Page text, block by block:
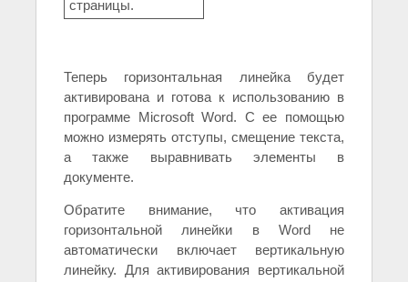
страницы.
Теперь горизонтальная линейка будет
активирована и готова к использованию в
программе Microsoft Word. С ее помощью
можно измерять отступы, смещение текста,
а также выравнивать элементы в
документе.
Обратите внимание, что активация
горизонтальной линейки в Word не
автоматически включает вертикальную
линейку. Для активирования вертикальной